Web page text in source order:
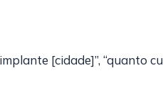
[cidade]”, “quanto